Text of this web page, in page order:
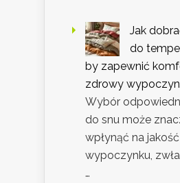
Jak
do
by zapewnić
zdrowy
Wybór
do snu może
wpłynąć na
wypoczynku,
…